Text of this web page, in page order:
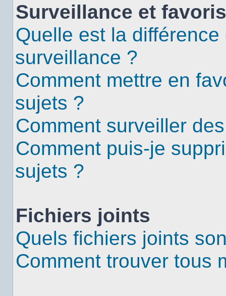
Surveillance et favoris
Quelle est la
surveillance ?
Comment mettre en
sujets ?
Comment surveiller
Comment puis-je
sujets ?
Fichiers joints
Quels fichiers joints
Comment trouver tous